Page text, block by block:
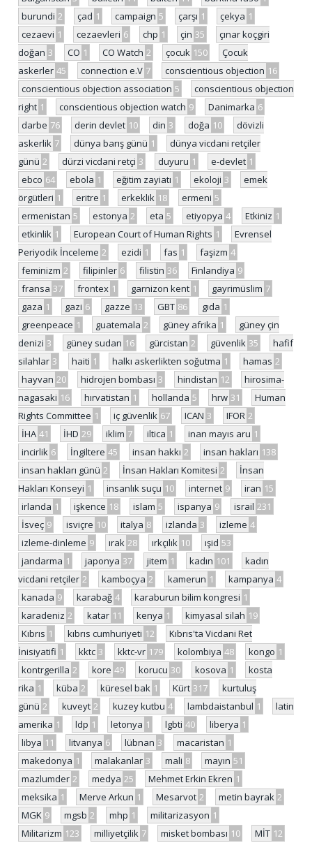
burundi 2 çad 1 campaign 5 çarşı 1 çekya 1
cezaevi 1 cezaevleri 6 chp 1 çin 35
çınar koçgiri
doğan 3 CO 1 CO Watch 2 çocuk 150
Çocuk
askerler 45 connection e.V 7 conscientious objection 16
conscientious objection association 5
conscientious objection
right 1 conscientious objection watch 9 Danimarka 6
darbe 76 derin devlet 10 din 3 doğa 10
dövizli
askerlik 7 dünya barış günü 1
dünya vicdani retçiler
günü 2 dürzi vicdani retçi 3 duyuru 1 e-devlet 1
ebco 64 ebola 1 eğitim zayiatı 1 ekoloji 3
emek
örgütleri 1 eritre 1 erkeklik 18 ermeni 5
ermenistan 5 estonya 2 eta 5 etiyopya 4 Etkiniz 1
etkinlik 1 European Court of Human Rights 1
Evrensel
Periyodik İnceleme 2 ezidi 1 fas 1 faşizm 4
feminizm 2 filipinler 6 filistin 36 Finlandiya 9
fransa 37 frontex 1 garnizon kent 1 gayrimüslim 7
gaza 1 gazi 6 gazze 13 GBT 86 gıda 1
greenpeace 1 guatemala 2 güney afrika 1
güney çin
denizi 3 güney sudan 16 gürcistan 2 güvenlik 35
hafif
silahlar 3 haiti 1 halkı askerlikten soğutma 1 hamas 2
hayvan 20 hidrojen bombası 3 hindistan 12
hirosima-
nagasaki 16 hırvatistan 1 hollanda 5 hrw 31
Human
Rights Committee 1 iç güvenlik 67 ICAN 3 IFOR 2
İHA 41 İHD 29 iklim 7 iltica 1 inan mayıs aru 1
incirlik 6 İngiltere 45 insan hakkı 2 insan hakları 138
insan hakları günü 2 İnsan Hakları Komitesi 2
İnsan
Hakları Konseyi 1 insanlık suçu 10 internet 9 iran 15
irlanda 1 işkence 18 islam 5 ispanya 9 israil 231
İsveç 9 isviçre 10 italya 8 izlanda 3 izleme 4
izleme-dinleme 9 ırak 28 ırkçılık 10 ışid 53
jandarma 1 japonya 37 jitem 1 kadın 101
kadın
vicdani retçiler 2 kamboçya 2 kamerun 1 kampanya 4
kanada 9 karabağ 4 karaburun bilim kongresi 1
karadeniz 2 katar 11 kenya 1 kimyasal silah 19
Kıbrıs 1 kıbrıs cumhuriyeti 12
Kıbrıs'ta Vicdani Ret
İnisiyatifi 1 kktc 3 kktc-vr 179 kolombiya 48 kongo 1
kontrgerilla 2 kore 49 korucu 30 kosova 1
kosta
rika 1 küba 2 küresel bak 1 Kürt 317
kurtuluş
günü 2 kuveyt 2 kuzey kutbu 4 lambdaistanbul 1
latin
amerika 1 ldp 1 letonya 1 lgbti 40 liberya 1
libya 11 litvanya 6 lübnan 3 macaristan 1
makedonya 1 malakanlar 3 mali 8 mayın 51
mazlumder 2 medya 25 Mehmet Erkin Ekren 1
meksika 1 Merve Arkun 1 Mesarvot 2 metin bayrak 2
MGK 9 mgsb 2 mhp 1 militarizasyon 1
Militarizm 123 milliyetçilik 7 misket bombası 10 MİT 12